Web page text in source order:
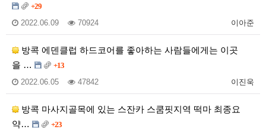
+29
이아준
2022.06.09 70924
방콕 에덴클럽 하드코어를 좋아하는 사람들에게는 이곳
을 …
+13
이진욱
2022.06.05 47842
방콕 마사지골목에 있는 스잔카 스쿰핏지역 떡마 최종요
약…
+23